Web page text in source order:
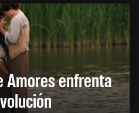
Amores enfrenta